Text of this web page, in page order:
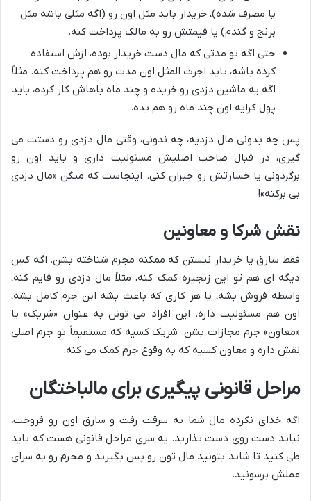
یا مصرف شده)، خریدار باید مثل اون رو (اگه مثلی باشه مثل
برنج و گندم) یا قیمتش رو به مالک پرداخت کنه.
حتی اگه تو مدتی که مال دست خریدار بوده، ازش استفاده
کرده باشه، باید اجرت المثل اون مدت رو هم پرداخت کنه. مثلاً
اگه یه ماشین دزدی رو خریده و چند ماه باهاش کار کرده، باید
پول کرایه اون چند ماه رو هم بده.
پس چه بدونی مال دزدیه، چه ندونی، وقتی مال دزدی رو دستت می
گیری، در قبال صاحب اصلیش مسئولیت داری و باید اون رو
برگردونی یا خسارتش رو جبران کنی. اینجاست که میگن «مال دزدی
بی برکته»!
نقش شرکا و معاونین
فقط سارق یا خریدار نیستن که ممکنه مجرم شناخته بشن. اگه کس
دیگه ای هم تو این زنجیره کمک کنه، مثلاً مال دزدی رو قایم کنه،
واسطه فروش بشه، یا هر کاری که باعث بشه این جرم کامل بشه،
اون هم مسئولیت داره. این افراد می تونن به عنوان «شریک» یا
«معاون» جرم مجازات بشن. شریک کسیه که مستقیماً تو جرم اصلی
نقش داره و معاون کسیه که به وقوع جرم کمک می کنه.
مراحل قانونی پیگیری برای مالباختگان
اگه خدای نکرده مال شما به سرقت رفت و سارق اون رو فروخت،
نباید دست روی دست بذارید. یه سری مراحل قانونی هست که باید
طی کنید تا شاید بتونید مال تون رو پس بگیرید و مجرم رو به سزای
عملش برسونید.